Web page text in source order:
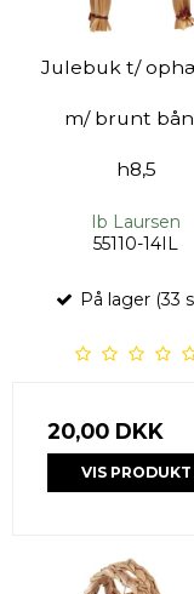
Julebuk t/
m/ brunt
h8,5
Ib Laursen
55110-14IL
På lager (33
20,00 DKK
VIS PRODUKT